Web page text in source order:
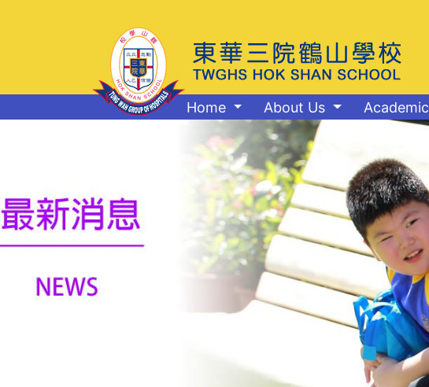
Home About Us Academic